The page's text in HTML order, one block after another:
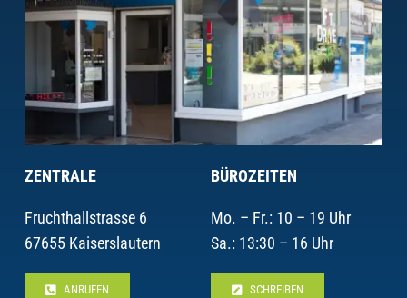
ZENTRALE
Fruchthallstrasse 6
67655 Kaiserslautern
ANRUFEN
BÜROZEITEN
Mo. – Fr.: 10 – 19 Uhr
Sa.: 13:30 – 16 Uhr
SCHREIBEN